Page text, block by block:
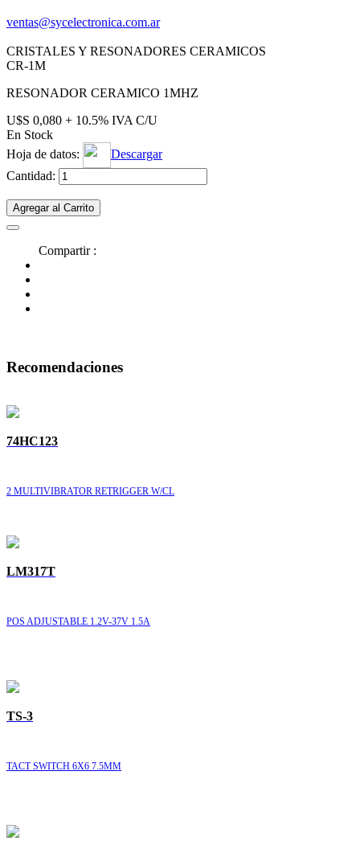
ventas@sycelectronica.com.ar
CRISTALES Y RESONADORES CERAMICOS
CR-1M
RESONADOR CERAMICO 1MHZ
U$S 0,080 + 10.5% IVA C/U
En Stock
Hoja de datos:
Descargar
Cantidad:
Agregar al Carrito
Compartir :
Recomendaciones
74HC123
2 MULTIVIBRATOR RETRIGGER W/CL
LM317T
POS ADJUSTABLE 1.2V-37V 1.5A
TS-3
TACT SWITCH 6X6 7.5MM